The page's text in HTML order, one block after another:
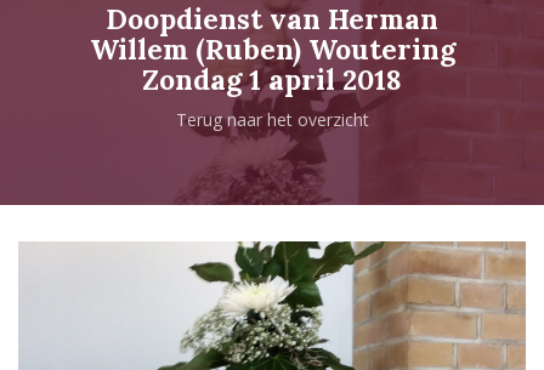
Doopdienst van Herman
Willem (Ruben) Woutering
Zondag 1 april 2018
Terug naar het overzicht